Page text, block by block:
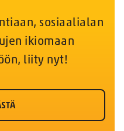
sosiaalialan
ikiomaan
liity nyt!